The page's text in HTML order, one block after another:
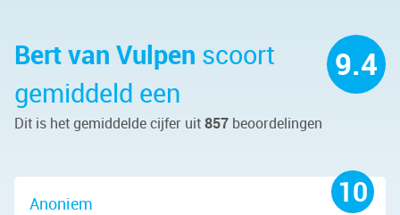
Bert van Vulpen scoort
gemiddeld een
9.4
Dit is het gemiddelde cijfer uit857 beoordelingen
10
Anoniem